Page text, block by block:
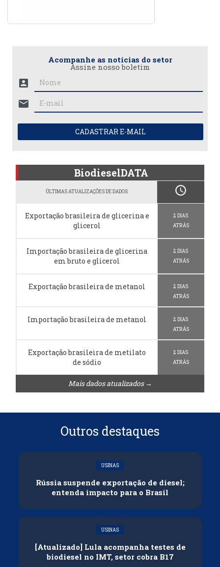
Acompanhe as notícias do setor
Assine nosso boletim
account_box
mail
CADASTRAR E-MAIL
BiodieselDATA
ÚLTIMAS ATUALIZAÇÕES DE DADOS schedule
Exportação brasileira de glicerina e
glicerol
2 DIAS
ATRÁS
Importação brasileira de glicerina
em bruto e glicerol
2 DIAS
ATRÁS
Exportação brasileira de metanol
2 DIAS
ATRÁS
Importação brasileira de metanol
2 DIAS
ATRÁS
Exportação brasileira de metilato
de sódio
2 DIAS
ATRÁS
Mais dados atualizados →
Outros destaques
USINAS
Rússia suspende exportação de diesel;
entenda impacto para o Brasil
USINAS
[Atualizado] Lula acompanha testes de
biodiesel no IMT, setor cobra B17